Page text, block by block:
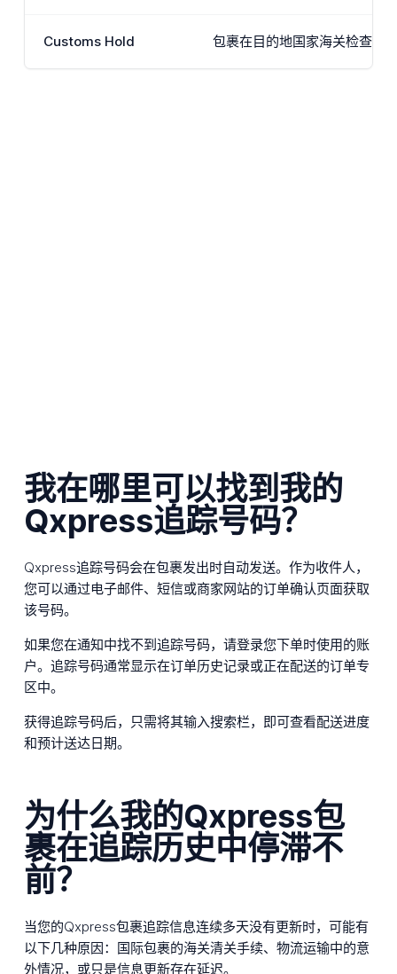
Customs Hold 包裹在目的地国家海关检查点
我在哪里可以找到我的
Qxpress追踪号码？
Qxpress追踪号码会在包裹发出时自动发送。作为收件人，
您可以通过电子邮件、短信或商家网站的订单确认页面获取
该号码。
如果您在通知中找不到追踪号码，请登录您下单时使用的账
户。追踪号码通常显示在订单历史记录或正在配送的订单专
区中。
获得追踪号码后，只需将其输入搜索栏，即可查看配送进度
和预计送达日期。
为什么我的Qxpress包
裹在追踪历史中停滞不
前？
当您的Qxpress包裹追踪信息连续多天没有更新时，可能有
以下几种原因：国际包裹的海关清关手续、物流运输中的意
外情况，或只是信息更新存在延迟。